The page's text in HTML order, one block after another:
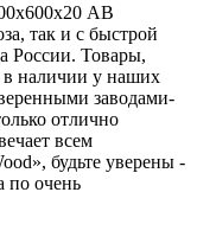
АВ
так и с быстрой
России. Товары,
в наличии у наших
заводами-
отлично
всем
будьте уверены -
по очень